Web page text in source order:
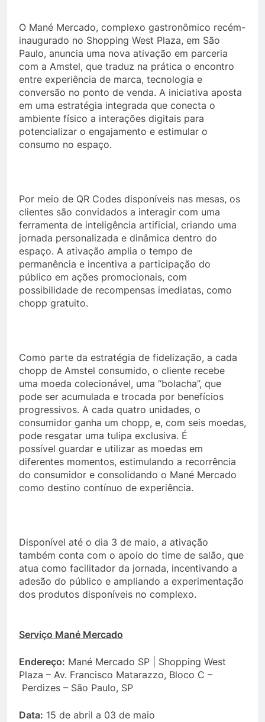
O Mané Mercado, complexo gastronômico recém-
inaugurado no Shopping West Plaza, em São
Paulo, anuncia uma nova ativação em parceria
com a Amstel, que traduz na prática o encontro
entre experiência de marca, tecnologia e
conversão no ponto de venda. A iniciativa aposta
em uma estratégia integrada que conecta o
ambiente físico a interações digitais para
potencializar o engajamento e estimular o
consumo no espaço.
Por meio de QR Codes disponíveis nas mesas, os
clientes são convidados a interagir com uma
ferramenta de inteligência artificial, criando uma
jornada personalizada e dinâmica dentro do
espaço. A ativação amplia o tempo de
permanência e incentiva a participação do
público em ações promocionais, com
possibilidade de recompensas imediatas, como
chopp gratuito.
Como parte da estratégia de fidelização, a cada
chopp de Amstel consumido, o cliente recebe
uma moeda colecionável, uma “bolacha”, que
pode ser acumulada e trocada por benefícios
progressivos. A cada quatro unidades, o
consumidor ganha um chopp, e, com seis moedas,
pode resgatar uma tulipa exclusiva. É
possível guardar e utilizar as moedas em
diferentes momentos, estimulando a recorrência
do consumidor e consolidando o Mané Mercado
como destino contínuo de experiência.
Disponível até o dia 3 de maio, a ativação
também conta com o apoio do time de salão, que
atua como facilitador da jornada, incentivando a
adesão do público e ampliando a experimentação
dos produtos disponíveis no complexo.
Serviço Mané Mercado
Endereço: Mané Mercado SP | Shopping West
Plaza – Av. Francisco Matarazzo, Bloco C –
Perdizes – São Paulo, SP
Data: 15 de abril a 03 de maio